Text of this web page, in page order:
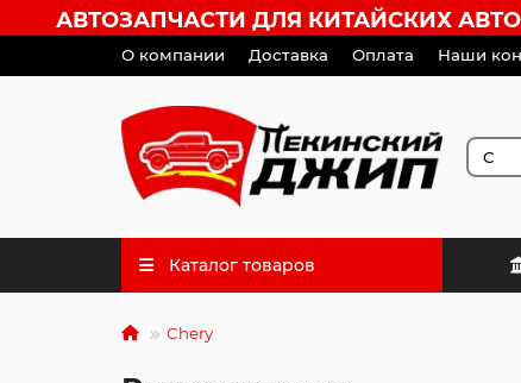
АВТОЗАПЧАСТИ ДЛЯ КИТАЙСКИХ АВТО
О компании Доставка Оплата Наши
Каталог товаров
Chery